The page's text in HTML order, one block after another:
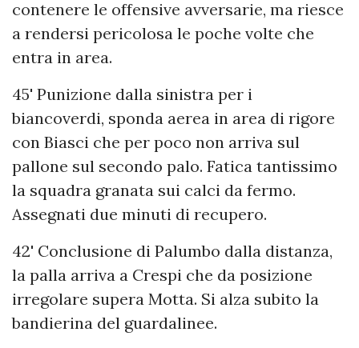
contenere le offensive avversarie, ma riesce
a rendersi pericolosa le poche volte che
entra in area.
45' Punizione dalla sinistra per i
biancoverdi, sponda aerea in area di rigore
con Biasci che per poco non arriva sul
pallone sul secondo palo. Fatica tantissimo
la squadra granata sui calci da fermo.
Assegnati due minuti di recupero.
42' Conclusione di Palumbo dalla distanza,
la palla arriva a Crespi che da posizione
irregolare supera Motta. Si alza subito la
bandierina del guardalinee.